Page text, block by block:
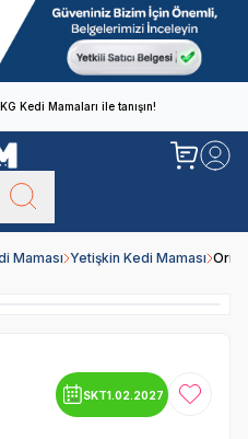
Kedi Mamaları ile tanışın!
Maması Yetişkin Kedi Maması
SKT1.02.2027 Favoriye